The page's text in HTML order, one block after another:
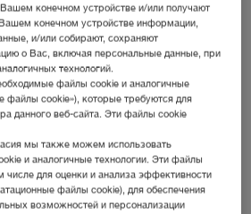
d.o.o.
конечном устройстве и/или получают
конечном устройстве информации,
и/или собирают, сохраняют
о Вас, включая персональные данные, при
технологий.
файлы cookie и аналогичные
файлы cookie»), которые требуются для
данного веб-сайта. Эти файлы cookie
мы также можем использовать
и аналогичные технологии. Эти файлы
числе для оценки и анализа эффективности
файлы cookie), для обеспечения
возможностей и персонализации